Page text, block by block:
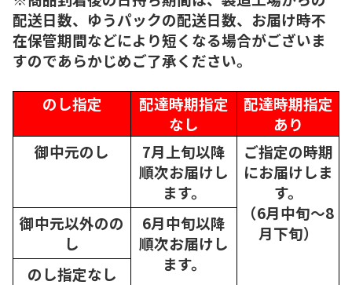
配送日数、ゆうパックの配送日数、お届け時不
在保管期間などにより短くなる場合がございま
すのであらかじめご了承ください。
のし指定
配達時期指定
なし
配達時期指定
あり
御中元のし
7月上旬以降
順次お届けし
ます。
ご指定の時期
にお届けしま
す。
（6月中旬～8
月下旬）
御中元以外のの
し
6月中旬以降
順次お届けし
ます。
のし指定なし